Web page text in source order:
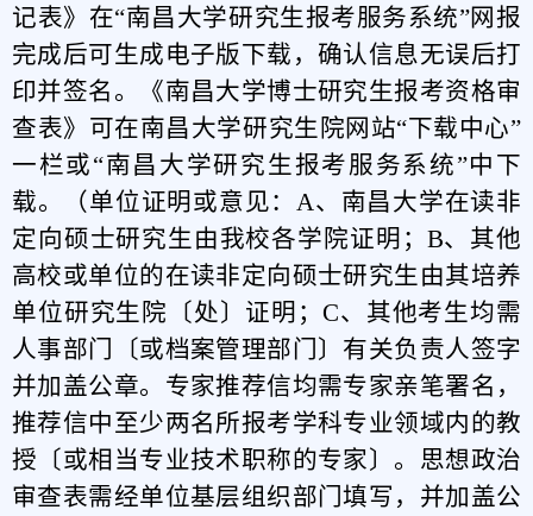
记表》在“南昌大学研究生报考服务系统”网报
完成后可生成电子版下载，确认信息无误后打
印并签名。《南昌大学博士研究生报考资格审
查表》可在南昌大学研究生院网站“下载中心”
一栏或“南昌大学研究生报考服务系统”中下
载。（单位证明或意见：A、南昌大学在读非
定向硕士研究生由我校各学院证明；B、其他
高校或单位的在读非定向硕士研究生由其培养
单位研究生院〔处〕证明；C、其他考生均需
人事部门〔或档案管理部门〕有关负责人签字
并加盖公章。专家推荐信均需专家亲笔署名，
推荐信中至少两名所报考学科专业领域内的教
授〔或相当专业技术职称的专家〕。思想政治
审查表需经单位基层组织部门填写，并加盖公